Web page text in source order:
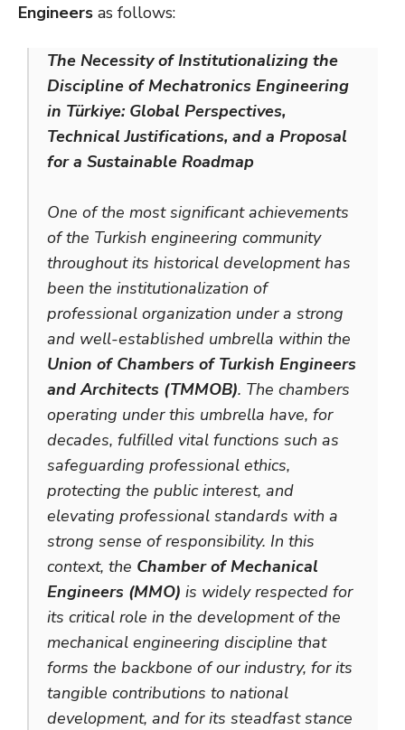
Engineers as follows:
The Necessity of Institutionalizing the
Discipline of Mechatronics Engineering
in Türkiye: Global Perspectives,
Technical Justifications, and a Proposal
for a Sustainable Roadmap
One of the most significant achievements
of the Turkish engineering community
throughout its historical development has
been the institutionalization of
professional organization under a strong
and well-established umbrella within the
Union of Chambers of Turkish Engineers
and Architects (TMMOB). The chambers
operating under this umbrella have, for
decades, fulfilled vital functions such as
safeguarding professional ethics,
protecting the public interest, and
elevating professional standards with a
strong sense of responsibility. In this
context, the Chamber of Mechanical
Engineers (MMO) is widely respected for
its critical role in the development of the
mechanical engineering discipline that
forms the backbone of our industry, for its
tangible contributions to national
development, and for its steadfast stance